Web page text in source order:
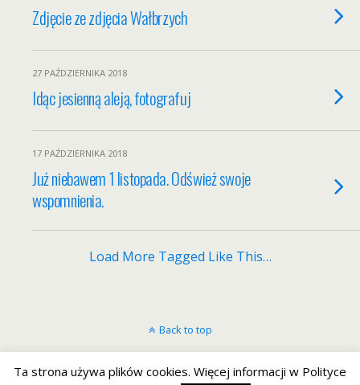
Zdjęcie ze zdjęcia Wałbrzych
27 PAŹDZIERNIKA 2018
Idąc jesienną aleją, fotografuj
17 PAŹDZIERNIKA 2018
Już niebawem 1 listopada. Odśwież swoje
wspomnienia.
Load More Tagged Like This…
Back to top
Mobile Desktop
Ta strona używa plików cookies. Więcej informacji w Polityce